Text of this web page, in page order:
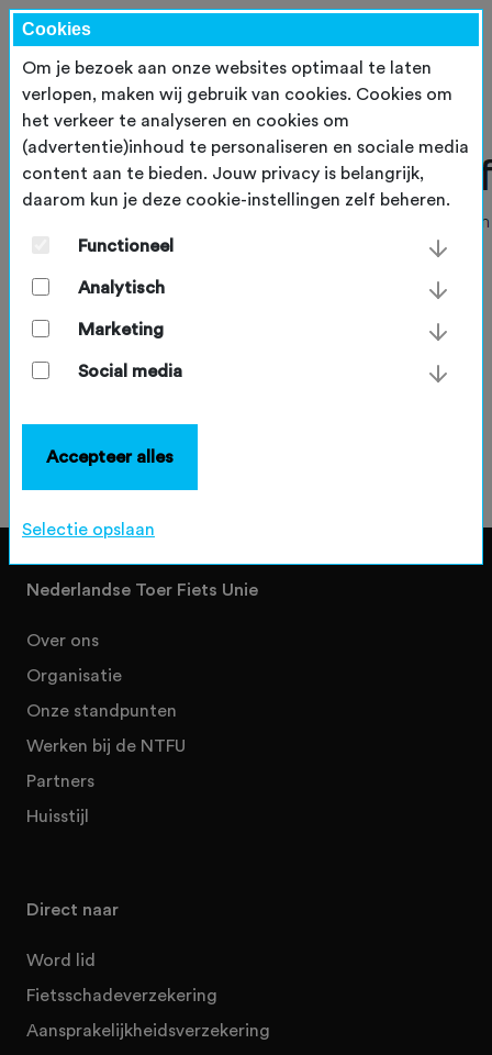
Nederlandse Toer Fiets Unie
Over ons
Organisatie
Onze standpunten
Werken bij de NTFU
Partners
Huisstijl
Direct naar
Word lid
Fietsschadeverzekering
Aansprakelijkheidsverzekering
Cookies
Om je bezoek aan onze websites optimaal te laten
verlopen, maken wij gebruik van cookies. Cookies om
het verkeer te analyseren en cookies om
(advertentie)inhoud te personaliseren en sociale media
content aan te bieden. Jouw privacy is belangrijk,
daarom kun je deze cookie-instellingen zelf beheren.
Functioneel
Analytisch
Marketing
Social media
Accepteer alles
Selectie opslaan